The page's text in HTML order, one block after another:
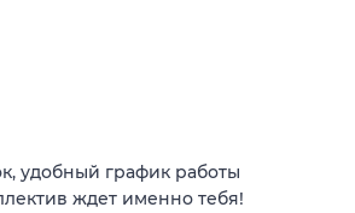
удобный график работы
ждет именно тебя!